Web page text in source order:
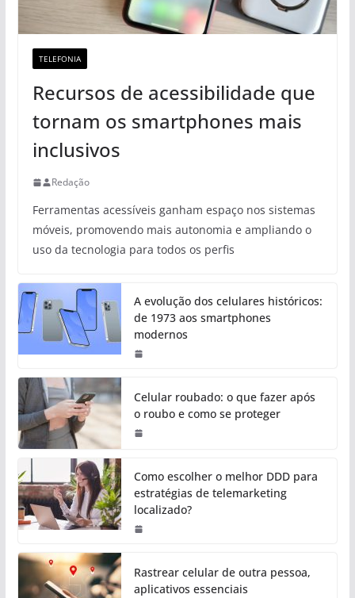
TELEFONIA
Recursos de acessibilidade que
tornam os smartphones mais
inclusivos
Redação
Ferramentas acessíveis ganham espaço nos sistemas
móveis, promovendo mais autonomia e ampliando o
uso da tecnologia para todos os perfis
A evolução dos celulares históricos:
de 1973 aos smartphones
modernos
Celular roubado: o que fazer após
o roubo e como se proteger
Como escolher o melhor DDD para
estratégias de telemarketing
localizado?
Rastrear celular de outra pessoa,
aplicativos essenciais